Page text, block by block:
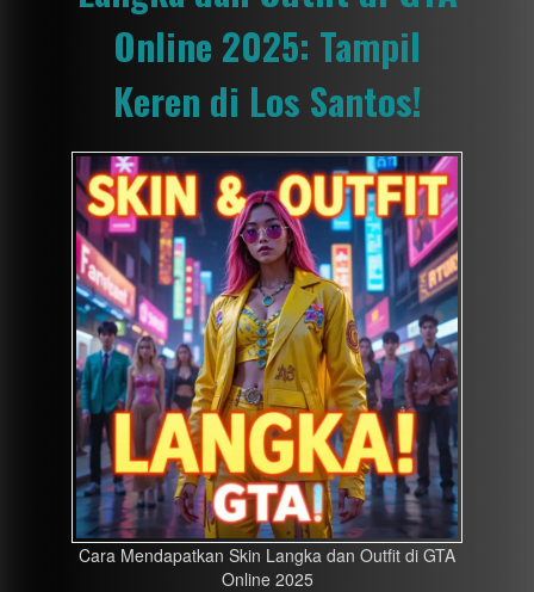
Online 2025: Tampil
Keren di Los Santos!
Cara Mendapatkan Skin Langka dan Outfit di GTA
Online 2025